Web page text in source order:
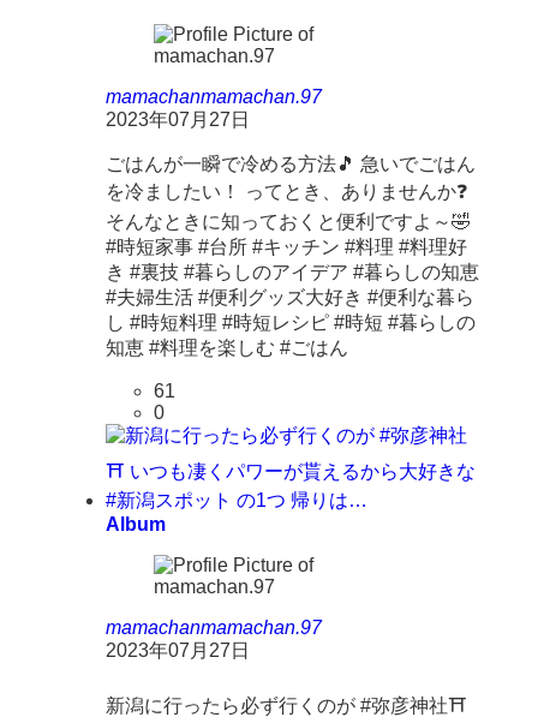
mamachanmamachan.97
2023年07月27日
ごはんが一瞬で冷める方法🎵 急いでごはん
を冷ましたい！ ってとき、ありませんか❓
そんなときに知っておくと便利ですよ～🤣
#時短家事 #台所 #キッチン #料理 #料理好
き #裏技 #暮らしのアイデア #暮らしの知恵
#夫婦生活 #便利グッズ大好き #便利な暮ら
し #時短料理 #時短レシピ #時短 #暮らしの
知恵 #料理を楽しむ #ごはん
61
0
Album
mamachanmamachan.97
2023年07月27日
新潟に行ったら必ず行くのが #弥彦神社⛩